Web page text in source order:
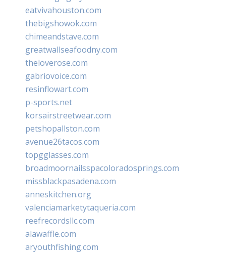
eatvivahouston.com
thebigshowok.com
chimeandstave.com
greatwallseafoodny.com
theloverose.com
gabriovoice.com
resinflowart.com
p-sports.net
korsairstreetwear.com
petshopallston.com
avenue26tacos.com
topgglasses.com
broadmoornailsspacoloradosprings.com
missblackpasadena.com
anneskitchen.org
valenciamarketytaqueria.com
reefrecordsllc.com
alawaffle.com
aryouthfishing.com